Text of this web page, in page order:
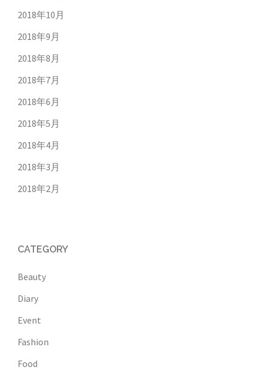
2018年10月
2018年9月
2018年8月
2018年7月
2018年6月
2018年5月
2018年4月
2018年3月
2018年2月
CATEGORY
Beauty
Diary
Event
Fashion
Food